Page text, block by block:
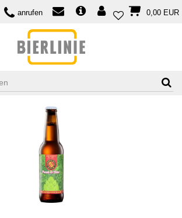
anrufen 0,00 EUR